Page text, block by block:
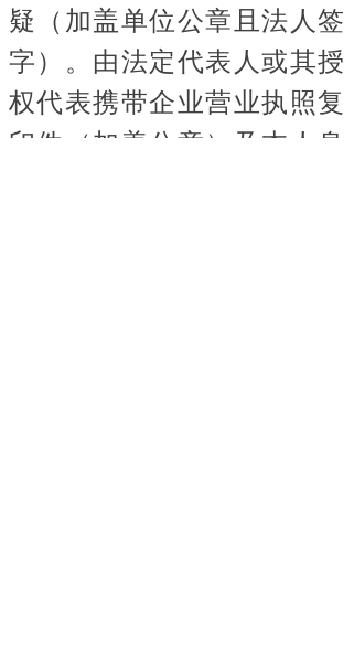
疑（加盖单位公章且法人签
字）。由法定代表人或其授
权代表携带企业营业执照复
印件（加盖公章）及本人身